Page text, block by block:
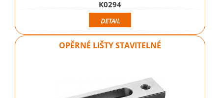
K0294
DETAIL
OPĚRNÉ LIŠTY STAVITELNÉ